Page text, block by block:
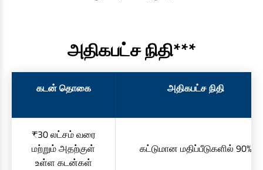
அதிகபட்ச நிதி***
கடன் தொகை அதிகபட்ச நிதி
₹30 லட்சம் வரை
மற்றும் அதற்குள்
உள்ள கடன்கள்
கட்டுமான மதிப்பீடுகளில் 90%